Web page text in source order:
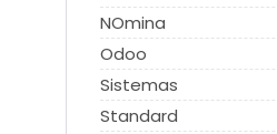
NOmina
Odoo
Sistemas
Standard